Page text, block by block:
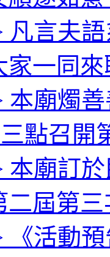
凡言夫
家一同
本廟燭
點召開
本廟訂
二屆第
《活動